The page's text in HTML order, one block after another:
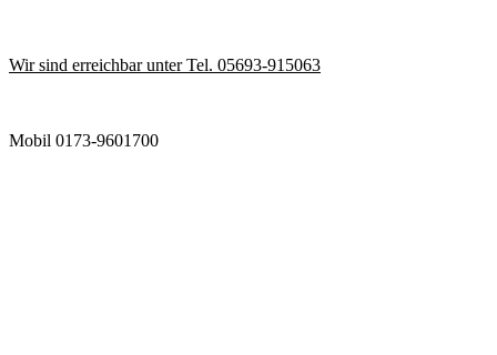
Wir sind erreichbar unter Tel. 05693-915063
Mobil 0173-9601700